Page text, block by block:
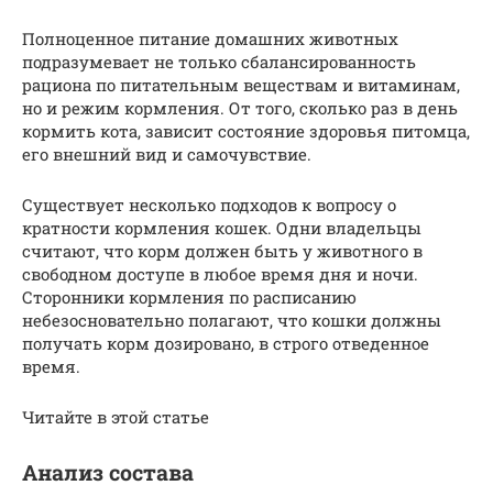
Полноценное питание домашних животных
подразумевает не только сбалансированность
рациона по питательным веществам и витаминам,
но и режим кормления. От того, сколько раз в день
кормить кота, зависит состояние здоровья питомца,
его внешний вид и самочувствие.
Существует несколько подходов к вопросу о
кратности кормления кошек. Одни владельцы
считают, что корм должен быть у животного в
свободном доступе в любое время дня и ночи.
Сторонники кормления по расписанию
небезосновательно полагают, что кошки должны
получать корм дозировано, в строго отведенное
время.
Читайте в этой статье
Анализ состава